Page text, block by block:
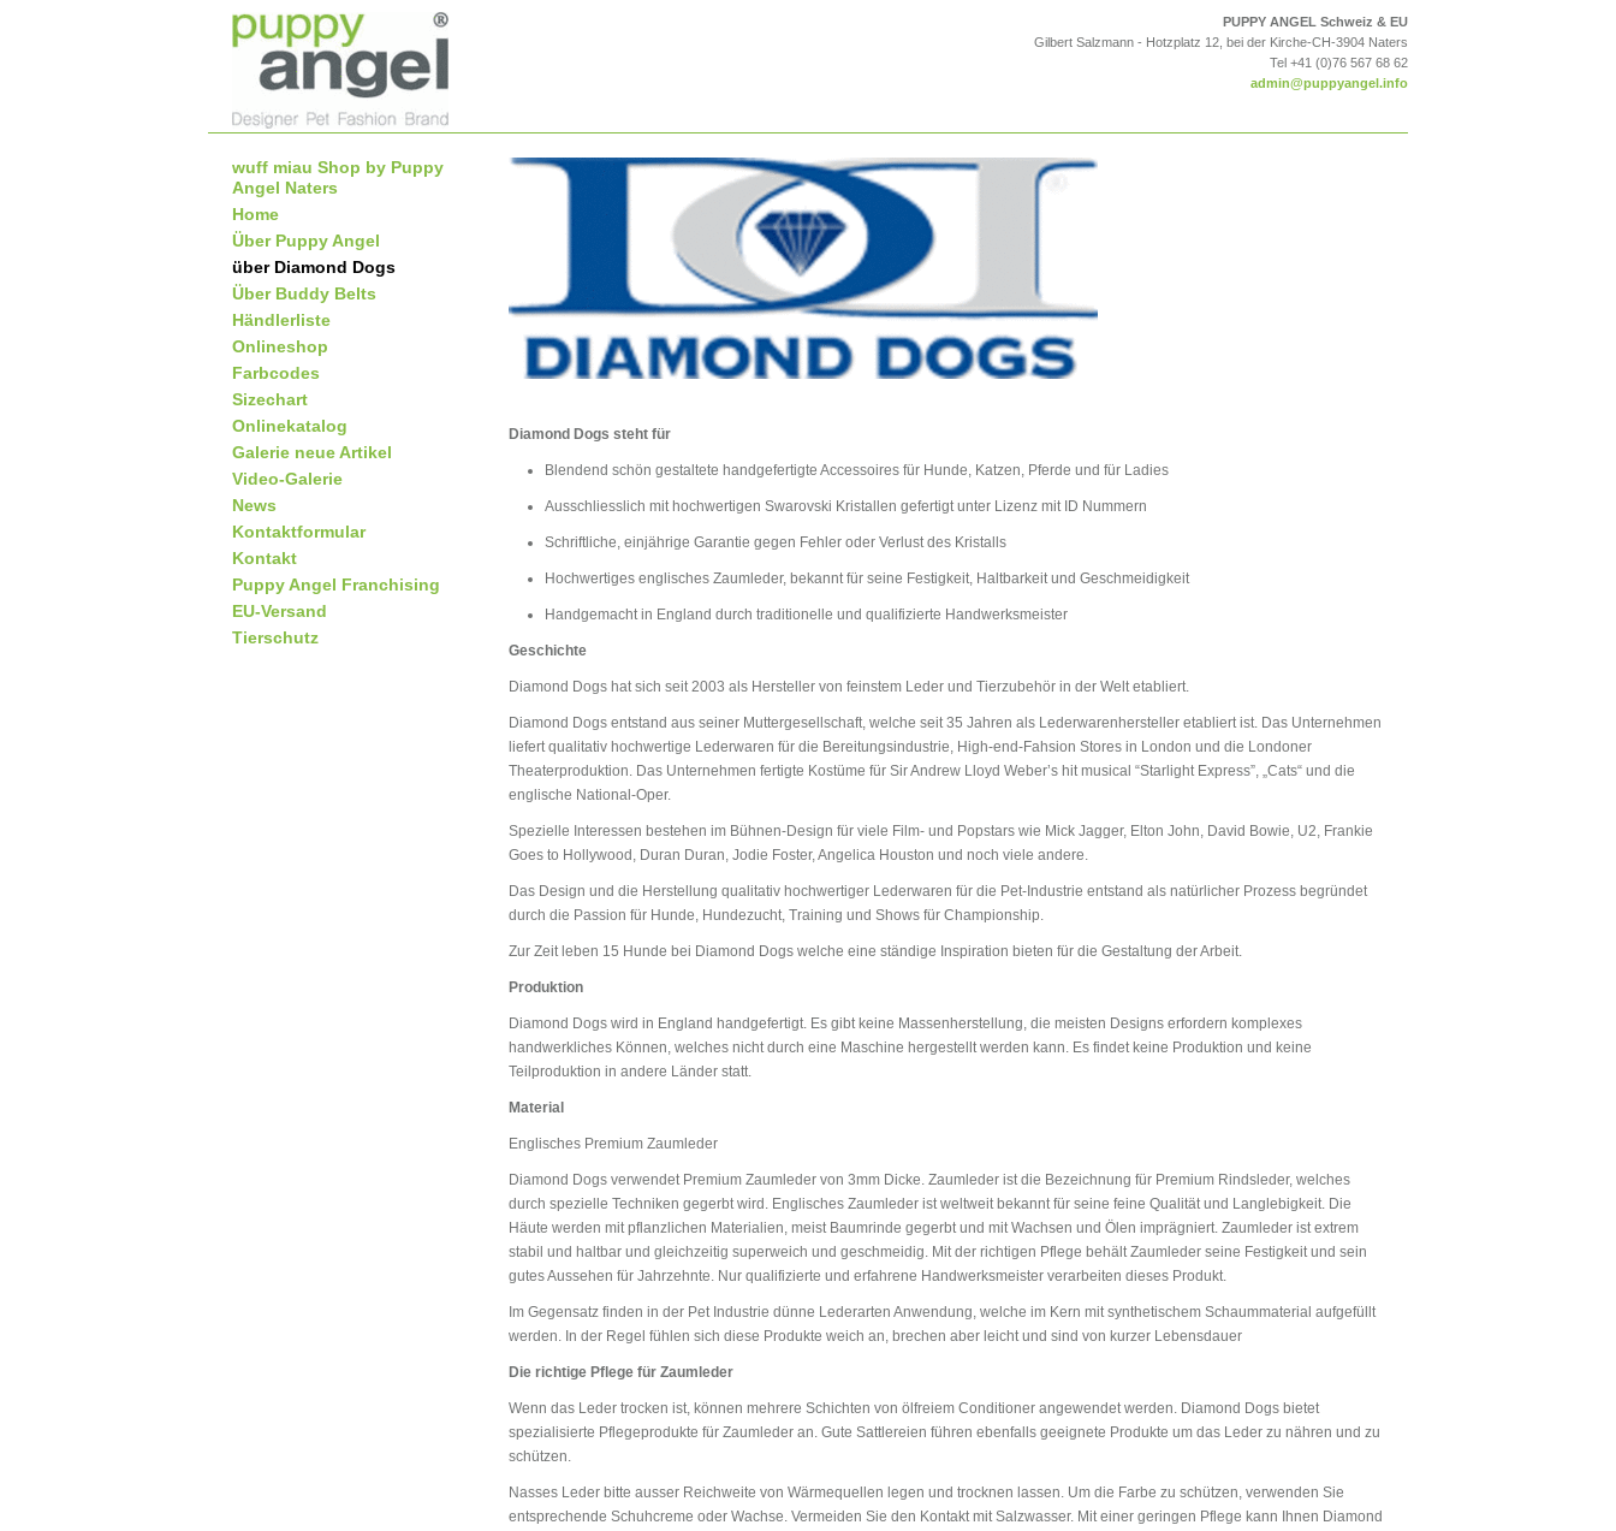
PUPPY ANGEL Schweiz & EU
Gilbert Salzmann - Hotzplatz 12, bei der Kirche-CH-3904 Naters
Tel +41 (0)76 567 68 62
admin@puppyangel.info
wuff miau Shop by Puppy
Angel Naters
Home
Über Puppy Angel
über Diamond Dogs
Über Buddy Belts
Händlerliste
Onlineshop
Farbcodes
Sizechart
Onlinekatalog
Galerie neue Artikel
Video-Galerie
News
Kontaktformular
Kontakt
Puppy Angel Franchising
EU-Versand
Tierschutz
Diamond Dogs steht für
Blendend schön gestaltete handgefertigte Accessoires für Hunde, Katzen, Pferde und für Ladies
Ausschliesslich mit hochwertigen Swarovski Kristallen gefertigt unter Lizenz mit ID Nummern
Schriftliche, einjährige Garantie gegen Fehler oder Verlust des Kristalls
Hochwertiges englisches Zaumleder, bekannt für seine Festigkeit, Haltbarkeit und Geschmeidigkeit
Handgemacht in England durch traditionelle und qualifizierte Handwerksmeister
Geschichte
Diamond Dogs hat sich seit 2003 als Hersteller von feinstem Leder und Tierzubehör in der Welt etabliert.
Diamond Dogs entstand aus seiner Muttergesellschaft, welche seit 35 Jahren als Lederwarenhersteller etabliert ist. Das Unternehmen
liefert qualitativ hochwertige Lederwaren für die Bereitungsindustrie, High-end-Fahsion Stores in London und die Londoner
Theaterproduktion. Das Unternehmen fertigte Kostüme für Sir Andrew Lloyd Weber’s hit musical “Starlight Express”, „Cats“ und die
englische National-Oper.
Spezielle Interessen bestehen im Bühnen-Design für viele Film- und Popstars wie Mick Jagger, Elton John, David Bowie, U2, Frankie
Goes to Hollywood, Duran Duran, Jodie Foster, Angelica Houston und noch viele andere.
Das Design und die Herstellung qualitativ hochwertiger Lederwaren für die Pet-Industrie entstand als natürlicher Prozess begründet
durch die Passion für Hunde, Hundezucht, Training und Shows für Championship.
Zur Zeit leben 15 Hunde bei Diamond Dogs welche eine ständige Inspiration bieten für die Gestaltung der Arbeit.
Produktion
Diamond Dogs wird in England handgefertigt. Es gibt keine Massenherstellung, die meisten Designs erfordern komplexes
handwerkliches Können, welches nicht durch eine Maschine hergestellt werden kann. Es findet keine Produktion und keine
Teilproduktion in andere Länder statt.
Material
Englisches Premium Zaumleder
Diamond Dogs verwendet Premium Zaumleder von 3mm Dicke. Zaumleder ist die Bezeichnung für Premium Rindsleder, welches
durch spezielle Techniken gegerbt wird. Englisches Zaumleder ist weltweit bekannt für seine feine Qualität und Langlebigkeit. Die
Häute werden mit pflanzlichen Materialien, meist Baumrinde gegerbt und mit Wachsen und Ölen imprägniert. Zaumleder ist extrem
stabil und haltbar und gleichzeitig superweich und geschmeidig. Mit der richtigen Pflege behält Zaumleder seine Festigkeit und sein
gutes Aussehen für Jahrzehnte. Nur qualifizierte und erfahrene Handwerksmeister verarbeiten dieses Produkt.
Im Gegensatz finden in der Pet Industrie dünne Lederarten Anwendung, welche im Kern mit synthetischem Schaummaterial aufgefüllt
werden. In der Regel fühlen sich diese Produkte weich an, brechen aber leicht und sind von kurzer Lebensdauer
Die richtige Pflege für Zaumleder
Wenn das Leder trocken ist, können mehrere Schichten von ölfreiem Conditioner angewendet werden. Diamond Dogs bietet
spezialisierte Pflegeprodukte für Zaumleder an. Gute Sattlereien führen ebenfalls geeignete Produkte um das Leder zu nähren und zu
schützen.
Nasses Leder bitte ausser Reichweite von Wärmequellen legen und trocknen lassen. Um die Farbe zu schützen, verwenden Sie
entsprechende Schuhcreme oder Wachse. Vermeiden Sie den Kontakt mit Salzwasser. Mit einer geringen Pflege kann Ihnen Diamond